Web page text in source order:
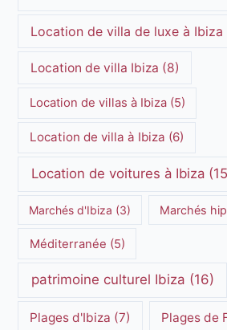
Location de villa de luxe à Ibiza
Location de villa Ibiza (8)
Location de villas à Ibiza(5)
Location de villa à Ibiza (6)
Location de voitures à Ibiza
Marchés d'Ibiza (3) Marchés
Méditerranée (5)
patrimoine culturel Ibiza (16)
Plages d'Ibiza (7) Plages de